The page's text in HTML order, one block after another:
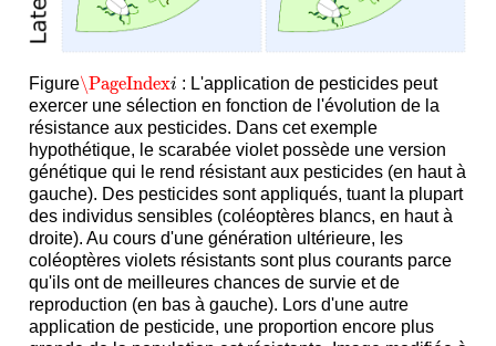
Figure\PageIndexi
\PageIndexi : L'application de pesticides peut
exercer une sélection en fonction de l'évolution de la
résistance aux pesticides. Dans cet exemple
hypothétique, le scarabée violet possède une version
génétique qui le rend résistant aux pesticides (en haut à
gauche). Des pesticides sont appliqués, tuant la plupart
des individus sensibles (coléoptères blancs, en haut à
droite). Au cours d'une génération ultérieure, les
coléoptères violets résistants sont plus courants parce
qu'ils ont de meilleures chances de survie et de
reproduction (en bas à gauche). Lors d'une autre
application de pesticide, une proportion encore plus